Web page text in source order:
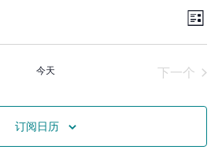
观
点
导
航
事
件
视
图
航
列表
今天 下一个活动
订阅日历